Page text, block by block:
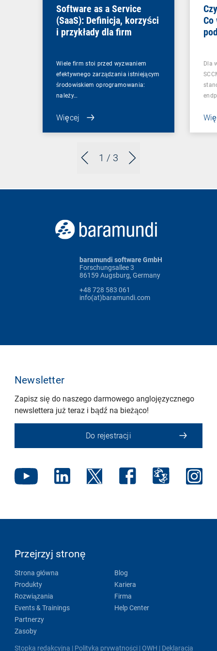
1 / 3
Software as a Service
(SaaS): Definicja, korzyści
i przykłady dla firm
Wiele firm stoi przed wyzwaniem
efektywnego zarządzania istniejącym
środowiskiem oprogramowania:
należy…
Więcej
Co
Dla
baramundi software GmbH
Forschungsallee 3
86159 Augsburg, Germany
+48 728 583 061
info(at)baramundi.com
Newsletter
Zapisz się do naszego darmowego anglojęzycznego
newslettera już teraz i bądź na bieżąco!
Do rejestracji
Przejrzyj stronę
Strona główna
Produkty
Rozwiązania
Events & Trainings
Partnerzy
Zasoby
Blog
Kariera
Firma
Help Center
Stopka redakcyjna | Polityka prywatności | OWH | Deklaracja